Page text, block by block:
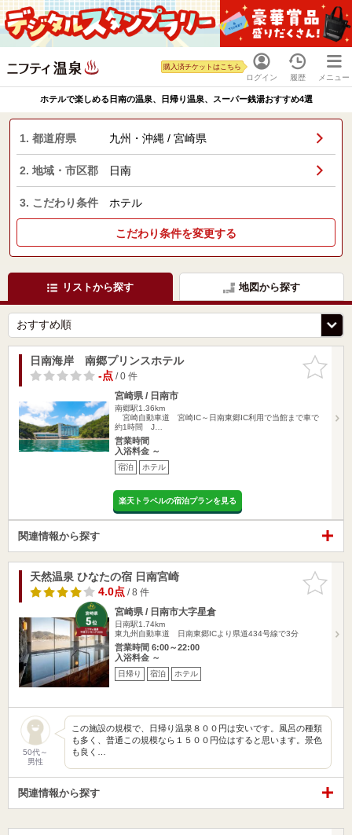
ログイン
購入済チケットはこちら
履歴 メニュー
ホテルで楽しめる日南の温泉、日帰り温泉、スーパー銭湯おすすめ4選
1. 都道府県 九州・沖縄 / 宮崎県
2. 地域・市区郡 日南
3. こだわり条件 ホテル
こだわり条件を変更する
リストから探す 地図から探す
お気に入
りに追加
日南海岸 南郷プリンスホテル
-点/ 0 件
宮崎県 / 日南市
南郷駅1.36km
宮崎自動車道 宮崎IC～日南東郷IC利用で当館まで車で
約1時間 J…
営業時間
入浴料金 ～
宿泊 ホテル
楽天トラベルの宿泊プランを見る
関連情報から探す
お気に入
りに追加
天然温泉 ひなたの宿 日南宮崎
4.0点/ 8 件
宮崎県 / 日南市大字星倉
日南駅1.74km
東九州自動車道 日南東郷ICより県道434号線で3分
営業時間 6:00～22:00
入浴料金 ～
日帰り 宿泊 ホテル
50代～
男性
この施設の規模で、日帰り温泉８００円は安いです。風呂の種類
も多く、普通この規模なら１５００円位はすると思います。景色
も良く…
関連情報から探す